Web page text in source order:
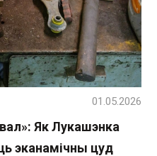
Як Лукашэнка
эканамічны цуд
01.05.2026